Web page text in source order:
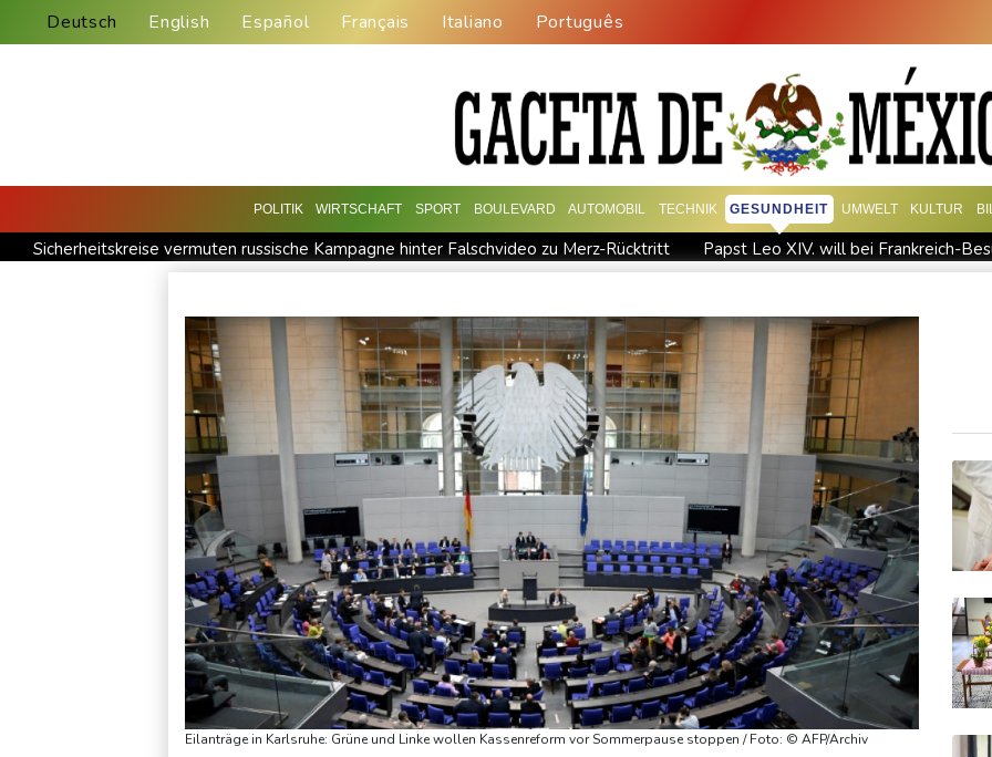
Deutsch English Español Français Italiano Português
POLITIK WIRTSCHAFT SPORT BOULEVARD AUTOMOBIL TECHNIK GESUNDHEIT UMWELT KULTUR
Sicherheitskreise vermuten russische Kampagne hinter Falschvideo zu Merz-Rücktritt
Papst Leo XIV. will bei Frankreich-
Frankreichs Außenminister Barrot kündigt Reaktion auf russische Wahlkampf-Einmischung an
Ein Viertel der Reisenden in
Norwegens Fußball-Verband fordert Infantinos Rücktritt
Verurteilte Linksextremistin: Bundesgerichtshof bestätigt
Verweigerter Dopingtest: NADA will Vierjahressperre für Ansah
Medien: Türkischer Präsident Erdogan zu Dreiergipfel in
Eilanträge in Karlsruhe: Grüne und Linke wollen Kassenreform vor Sommerpause stoppen / Foto: © AFP/Archiv